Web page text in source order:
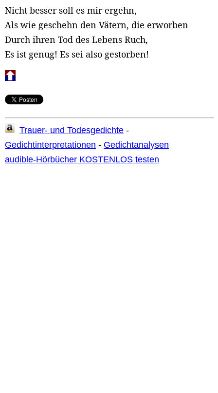
Nicht besser soll es mir ergehn,
Als wie geschehn den Vätern, die erworben
Durch ihren Tod des Lebens Ruch,
Es ist genug! Es sei also gestorben!
Trauer- und Todesgedichte -
Gedichtinterpretationen - Gedichtanalysen
audible-Hörbücher KOSTENLOS testen